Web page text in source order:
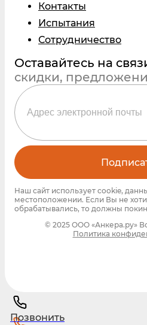
Контакты
Испытания
Сотрудничество
Оставайтесь на
скидки,
Наш сайт использует cookie,
местоположении. Если Вы не
обрабатывались, то должны
© 2025 ООО «Анкера.ру»
Политика
Позвонить